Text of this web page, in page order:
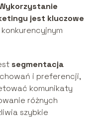
jest kluczowe
segmentacja
i preferencji,
komunikaty
różnych
szybkie